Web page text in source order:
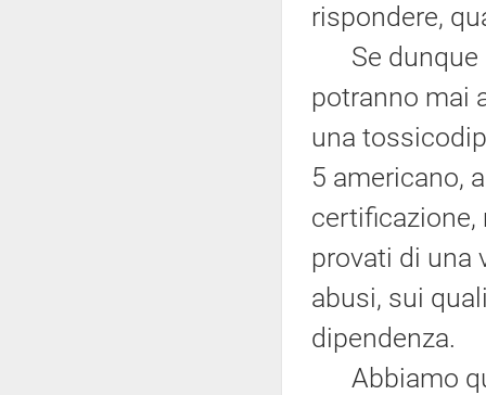
rispondere,
Se dunque
potranno mai
una
5 americano,
provati di una
abusi, sui
dipendenza.
Abbiamo